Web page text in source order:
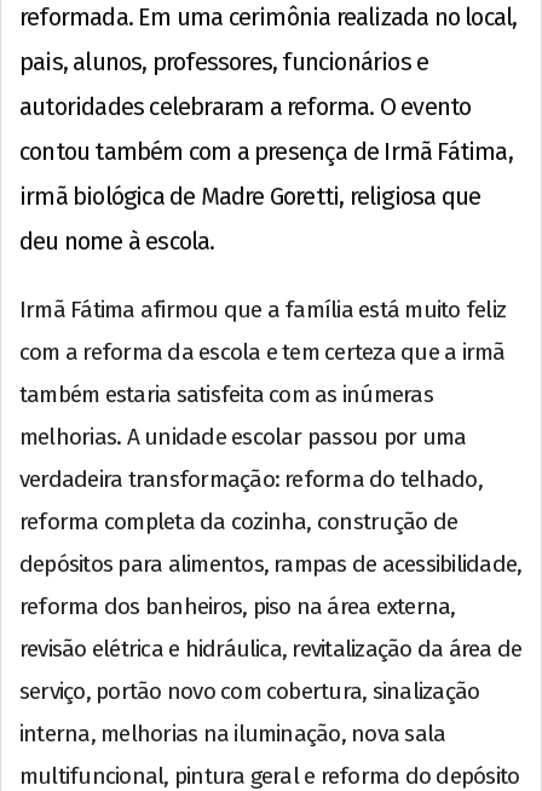
reformada. Em uma cerimônia realizada no local,
pais, alunos, professores, funcionários e
autoridades celebraram a reforma. O evento
contou também com a presença de Irmã Fátima,
irmã biológica de Madre Goretti, religiosa que
deu nome à escola.
Irmã Fátima afirmou que a família está muito feliz
com a reforma da escola e tem certeza que a irmã
também estaria satisfeita com as inúmeras
melhorias. A unidade escolar passou por uma
verdadeira transformação: reforma do telhado,
reforma completa da cozinha, construção de
depósitos para alimentos, rampas de acessibilidade,
reforma dos banheiros, piso na área externa,
revisão elétrica e hidráulica, revitalização da área de
serviço, portão novo com cobertura, sinalização
interna, melhorias na iluminação, nova sala
multifuncional, pintura geral e reforma do depósito